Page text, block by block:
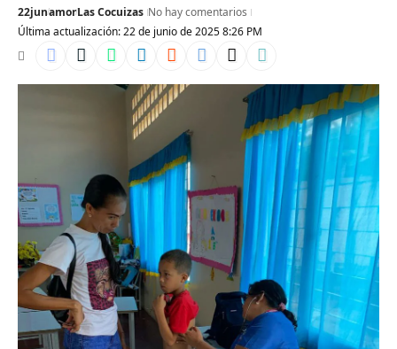
Última actualización: 22 de junio de 2025 8:26 PM
22junamorLas Cocuizas No hay comentarios